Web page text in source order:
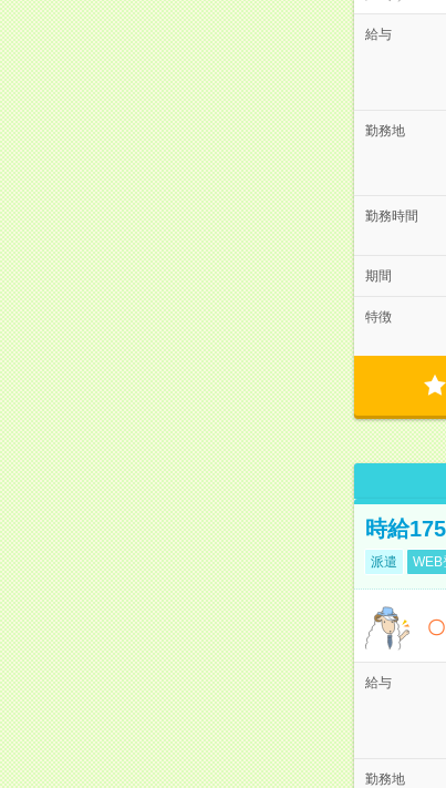
給与
勤務地
勤務時間
期間
特徴
時給
派遣 WEB
給与
勤務地